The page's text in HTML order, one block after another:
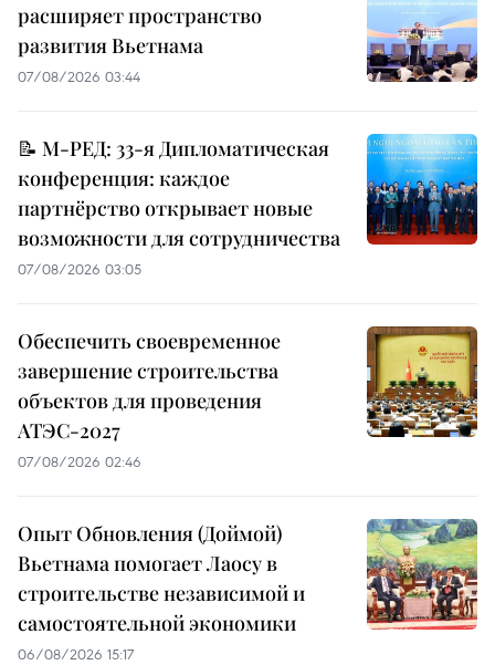
расширяет пространство
развития Вьетнама
07/08/2026 03:44
📝 М-РЕД: 33-я Дипломатическая
конференция: каждое
партнёрство открывает новые
возможности для сотрудничества
07/08/2026 03:05
Обеспечить своевременное
завершение строительства
объектов для проведения
АТЭС-2027
07/08/2026 02:46
Опыт Обновления (Доймой)
Вьетнама помогает Лаосу в
строительстве независимой и
самостоятельной экономики
06/08/2026 15:17